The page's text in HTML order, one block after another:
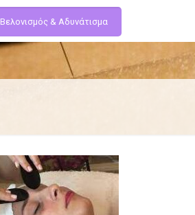
Βελονισμός & Αδυνάτισμα